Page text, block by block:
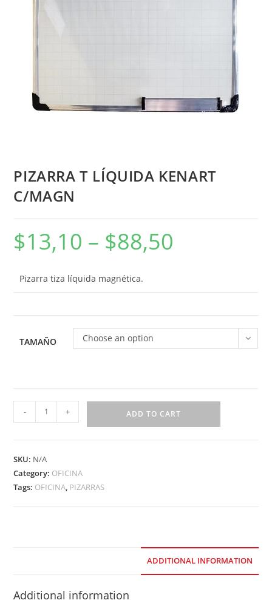
PIZARRA T LÍQUIDA KENART
C/MAGN
$13,10 – $88,50
Pizarra tiza líquida magnética.
TAMAÑO Choose an option
- + ADD TO CART
SKU: N/A
Category: OFICINA
Tags: OFICINA, PIZARRAS
ADDITIONAL INFORMATION
Additional information